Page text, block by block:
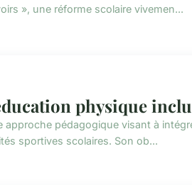
», une réforme scolaire vivemen...
physique
pédagogique visant à
sportives scolaires. Son ob...